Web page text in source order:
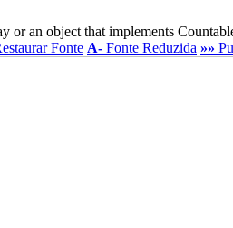
or an object that implements
Fonte A- Fonte Reduzida »»